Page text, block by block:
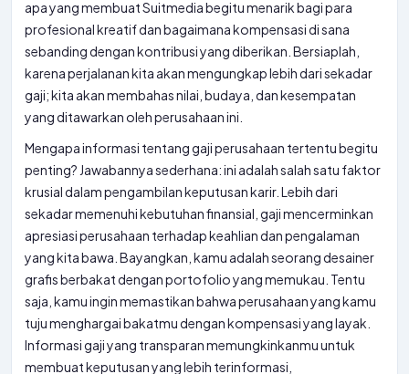
apa yang membuat Suitmedia begitu menarik bagi para
profesional kreatif dan bagaimana kompensasi di sana
sebanding dengan kontribusi yang diberikan. Bersiaplah,
karena perjalanan kita akan mengungkap lebih dari sekadar
gaji; kita akan membahas nilai, budaya, dan kesempatan
yang ditawarkan oleh perusahaan ini.
Mengapa informasi tentang gaji perusahaan tertentu begitu
penting? Jawabannya sederhana: ini adalah salah satu faktor
krusial dalam pengambilan keputusan karir. Lebih dari
sekadar memenuhi kebutuhan finansial, gaji mencerminkan
apresiasi perusahaan terhadap keahlian dan pengalaman
yang kita bawa. Bayangkan, kamu adalah seorang desainer
grafis berbakat dengan portofolio yang memukau. Tentu
saja, kamu ingin memastikan bahwa perusahaan yang kamu
tuju menghargai bakatmu dengan kompensasi yang layak.
Informasi gaji yang transparan memungkinkanmu untuk
membuat keputusan yang lebih terinformasi,